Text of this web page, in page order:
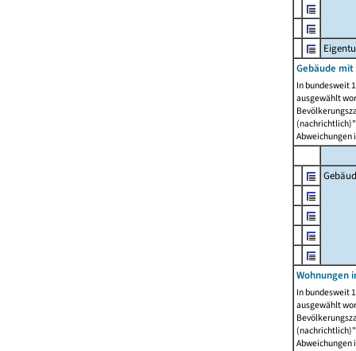
Gebäude
In bundesweit
ausgewählt
Abweichungen
Wohnungen
In bundesweit
ausgewählt
Abweichungen